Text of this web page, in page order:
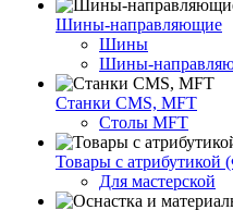
Шины-направляющие
Шины
Шины-
Станки CMS, MFT
Столы MFT
Товары с
Для мастерской